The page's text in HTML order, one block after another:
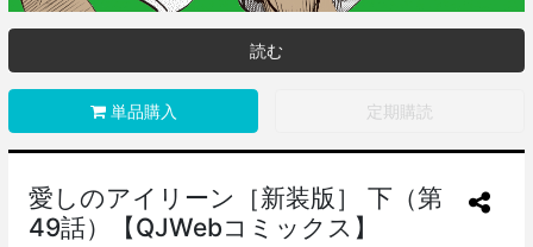
読む
単品購入 定期購読
愛しのアイリーン［新装版］ 下（第
49話）【QJWebコミックス】